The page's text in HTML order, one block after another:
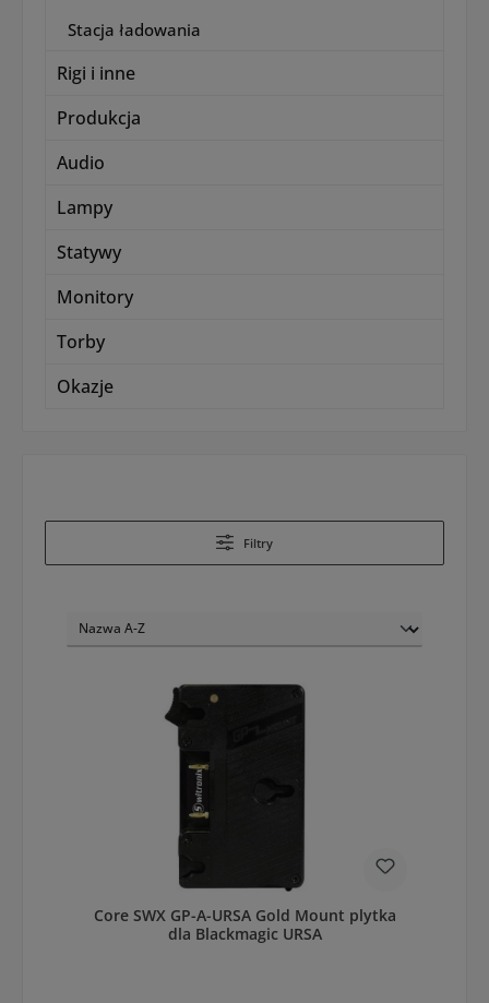
Stacja ładowania
Rigi i inne
Produkcja
Audio
Lampy
Statywy
Monitory
Torby
Okazje
Filtry
Core SWX GP-A-URSA Gold Mount plytka
dla Blackmagic URSA